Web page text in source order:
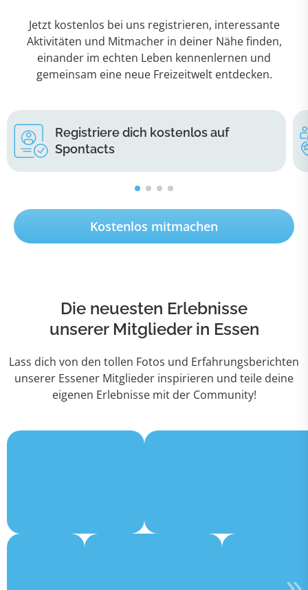
Jetzt kostenlos bei uns registrieren, interessante
Aktivitäten und Mitmacher in deiner Nähe finden,
einander im echten Leben kennenlernen und
gemeinsam eine neue Freizeitwelt entdecken.
Registriere dich kostenlos auf
Spontacts
Kostenlos mitmachen
Die neuesten Erlebnisse
unserer Mitglieder in Essen
Lass dich von den tollen Fotos und Erfahrungsberichten
unserer Essener Mitglieder inspirieren und teile deine
eigenen Erlebnisse mit der Community!